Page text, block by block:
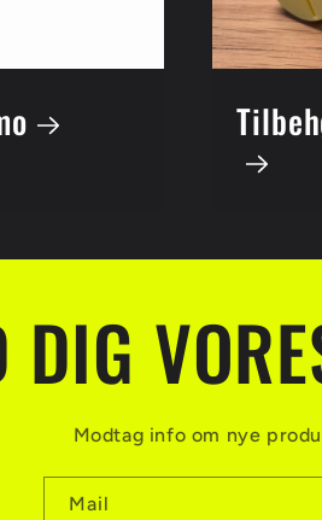
Modtag info om nye
Mail